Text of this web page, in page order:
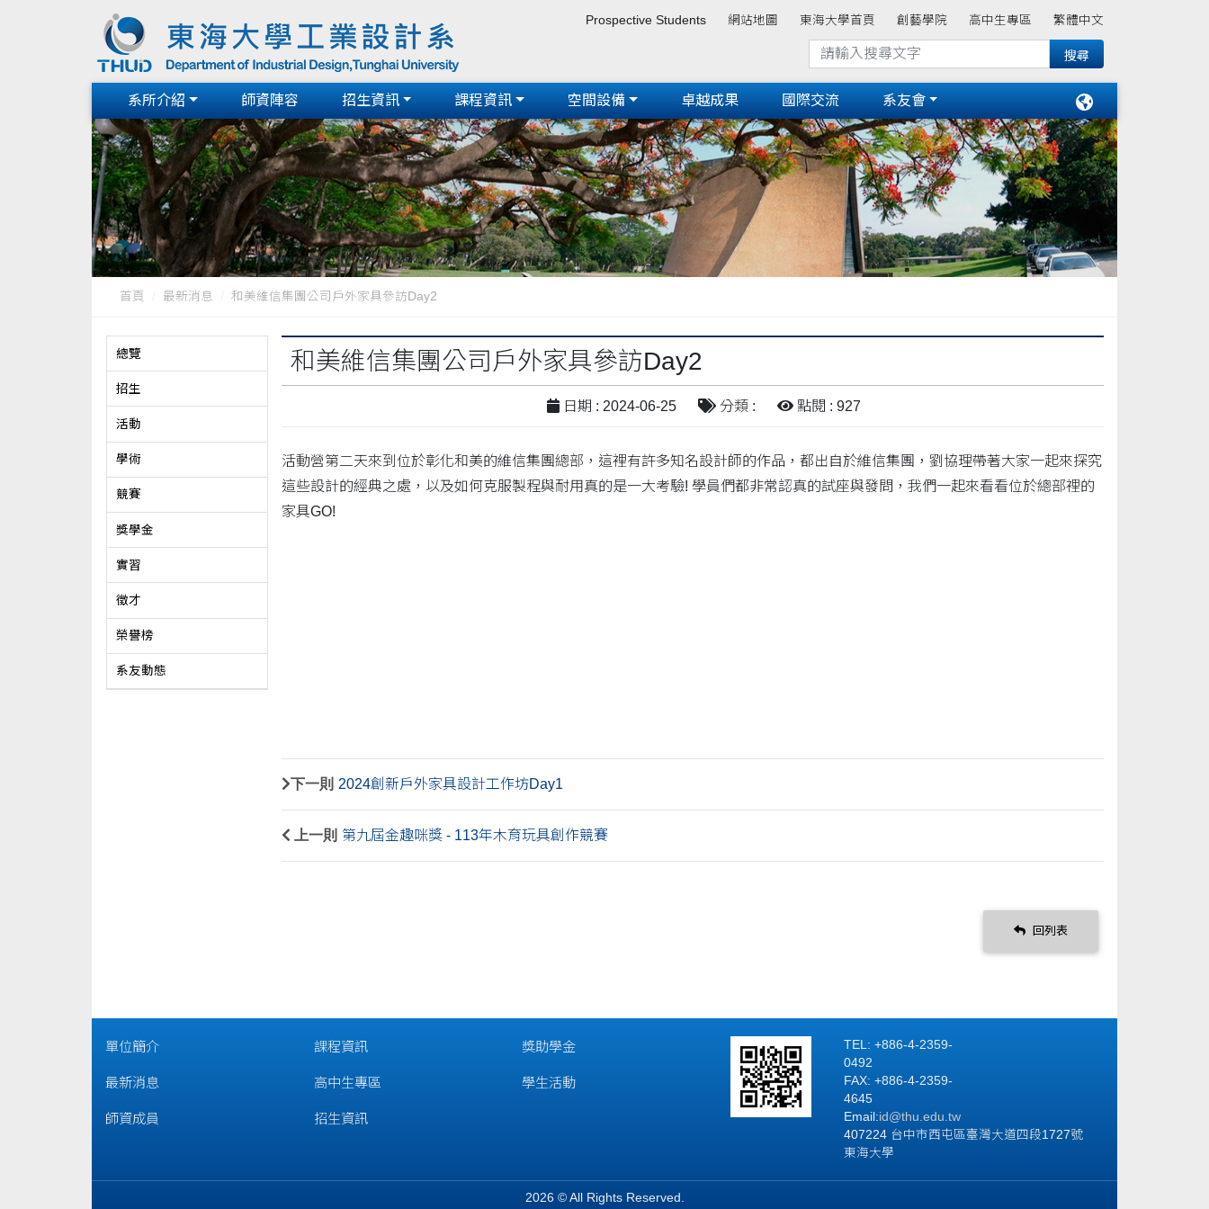
Prospective Students 網站地圖 東海大學首頁 創藝學院 高中生專區 繁體中文
系所介紹 師資陣容 招生資訊 課程資訊 空間設備 卓越成果 國際交流 系友會
首頁 最新消息 和美維信集團公司戶外家具參訪Day2
總覽
招生
活動
學術
競賽
獎學金
實習
徵才
榮譽榜
系友動態
和美維信集團公司戶外家具參訪Day2
日期 : 2024-06-25 分類 : 點閱 : 927
活動營第二天來到位於彰化和美的維信集團總部，這裡有許多知名設計師的作品，都出自於維信集團，劉協理帶著大家一起來探究
這些設計的經典之處，以及如何克服製程與耐用真的是一大考驗! 學員們都非常認真的試座與發問，我們一起來看看位於總部裡的
家具GO!
下一則 2024創新戶外家具設計工作坊Day1
上一則 第九屆金趣咪獎 - 113年木育玩具創作競賽
回列表
單位簡介
最新消息
師資成員
課程資訊
高中生專區
招生資訊
獎助學金
學生活動
TEL: +886-4-2359-
0492
FAX: +886-4-2359-
4645
Email:id @thu.edu.tw
407224 台中市西屯區臺灣大道四段1727號
東海大學
2026 © All Rights Reserved.